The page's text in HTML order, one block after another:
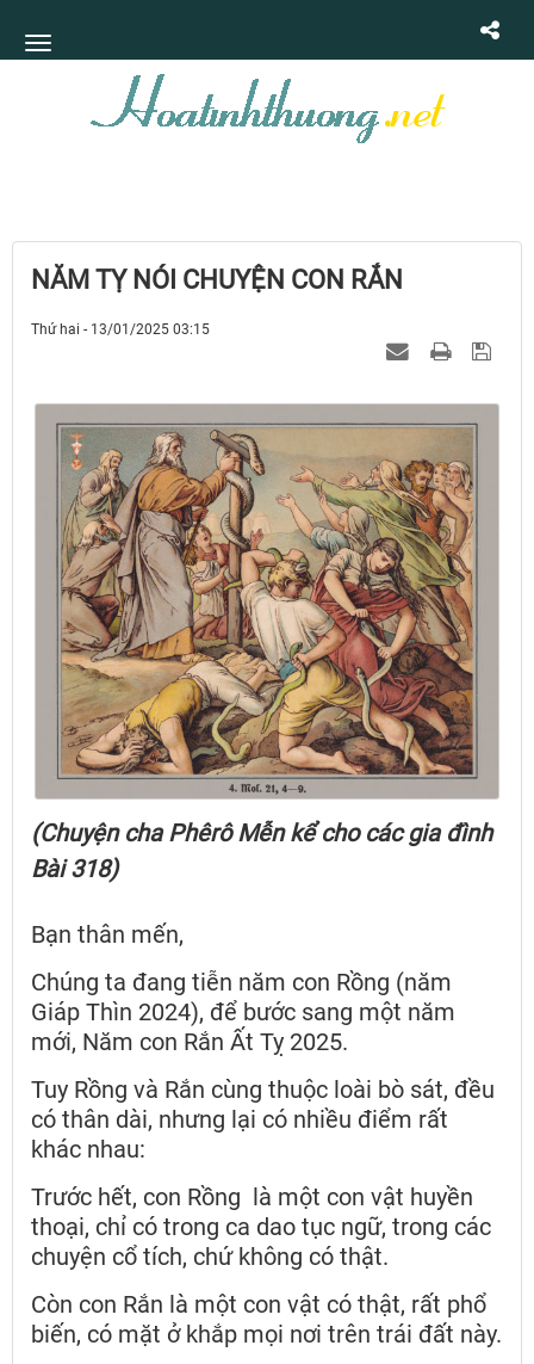
NĂM TỴ NÓI CHUYỆN CON RẮN
Thứ hai - 13/01/2025 03:15
(Chuyện cha Phêrô Mễn kể cho các gia đình
Bài 318)
Bạn thân mến,
Chúng ta đang tiễn năm con Rồng (năm
Giáp Thìn 2024), để bước sang một năm
mới, Năm con Rắn Ất Tỵ 2025.
Tuy Rồng và Rắn cùng thuộc loài bò sát, đều
có thân dài, nhưng lại có nhiều điểm rất
khác nhau:
Trước hết, con Rồng là một con vật huyền
thoại, chỉ có trong ca dao tục ngữ, trong các
chuyện cổ tích, chứ không có thật.
Còn con Rắn là một con vật có thật, rất phổ
biến, có mặt ở khắp mọi nơi trên trái đất này.